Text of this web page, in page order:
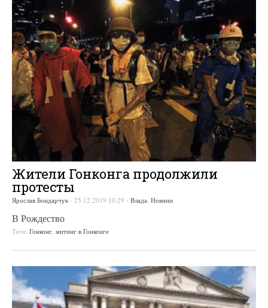
Жители Гонконга продолжили
протесты
Ярослав Бондарчук - 25.12.2019 10:29 - Влада, Новини
В Рождество
Теги: Гонконг, митинг в Гонконге